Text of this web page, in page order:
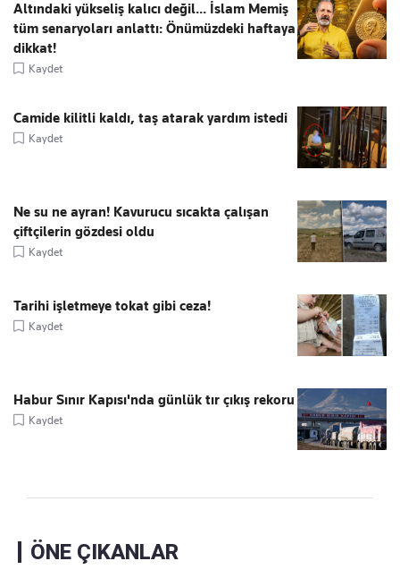
Altındaki yükseliş kalıcı değil... İslam Memiş
tüm senaryoları anlattı: Önümüzdeki haftaya
dikkat!
Kaydet
Camide kilitli kaldı, taş atarak yardım istedi
Kaydet
Ne su ne ayran! Kavurucu sıcakta çalışan
çiftçilerin gözdesi oldu
Kaydet
Tarihi işletmeye tokat gibi ceza!
Kaydet
Habur Sınır Kapısı'nda günlük tır çıkış rekoru
Kaydet
ÖNE ÇIKANLAR